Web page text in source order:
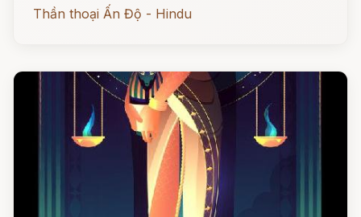
Thần thoại Ấn Độ - Hindu